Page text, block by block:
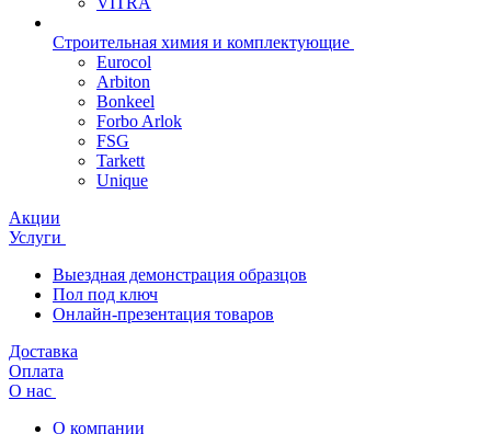
Строительная химия и комплектующие
Eurocol
Arbiton
Bonkeel
Forbo Arlok
FSG
Tarkett
Unique
Акции
Услуги
Выездная демонстрация образцов
Пол под ключ
Онлайн-презентация товаров
Доставка
Оплата
О нас
О компании